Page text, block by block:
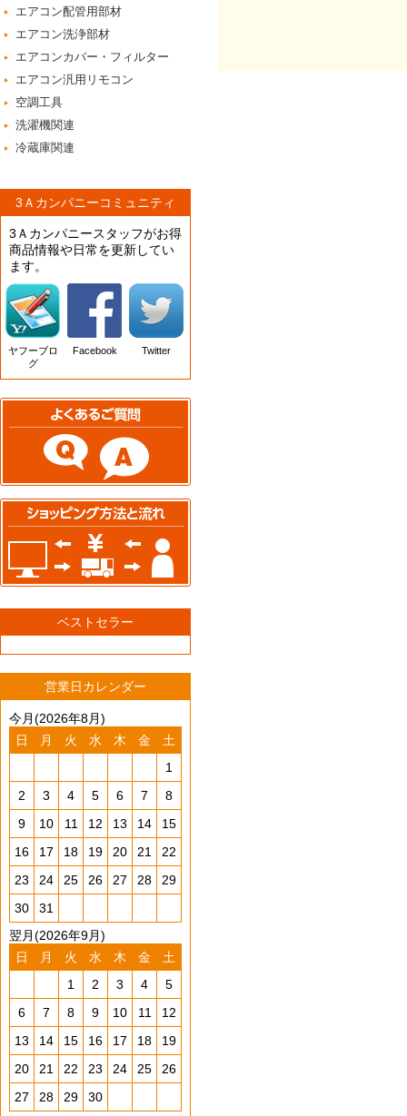
エアコン配管用部材
エアコン洗浄部材
エアコンカバー・フィルター
エアコン汎用リモコン
空調工具
洗濯機関連
冷蔵庫関連
3Ａカンパニーコミュニティ
3Ａカンパニースタッフがお得
商品情報や日常を更新してい
ます。
ヤフーブロ
グ
Facebook Twitter
ベストセラー
営業日カレンダー
今月(2026年8月)
日
月 火 水 木 金
土
1
2
3 4 5 6 7
8
9
10 11 12 13 14
15
16
17 18 19 20 21
22
23
24 25 26 27 28
29
30
31
翌月(2026年9月)
日
月 火 水 木 金
土
1
2 3 4
5
6
7 8 9 10 11
12
13
14 15 16 17 18
19
20
21 22 23 24 25
26
27
28 29
30